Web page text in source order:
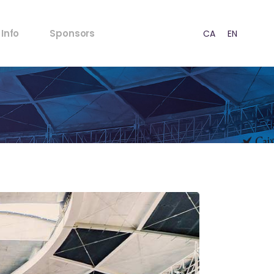
Info
FAQ’s
Normativa Menores
Normativa Acústica
Puntos de venta
Estrategia
Contacto
Sponsors CA EN
Normativa Menores
Puntos de venta
Prensa
RSC
Estrategia